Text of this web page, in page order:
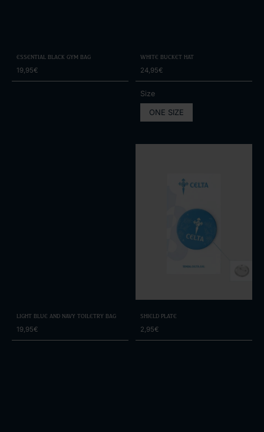
Essential Black Gym Bag
19,95€
White Bucket Hat
24,95€
Size
ONE SIZE
Light Blue and Navy Toiletry Bag
19,95€
Shield Plate
2,95€